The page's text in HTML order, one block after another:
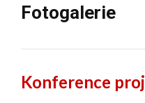
Fotogalerie
Konference